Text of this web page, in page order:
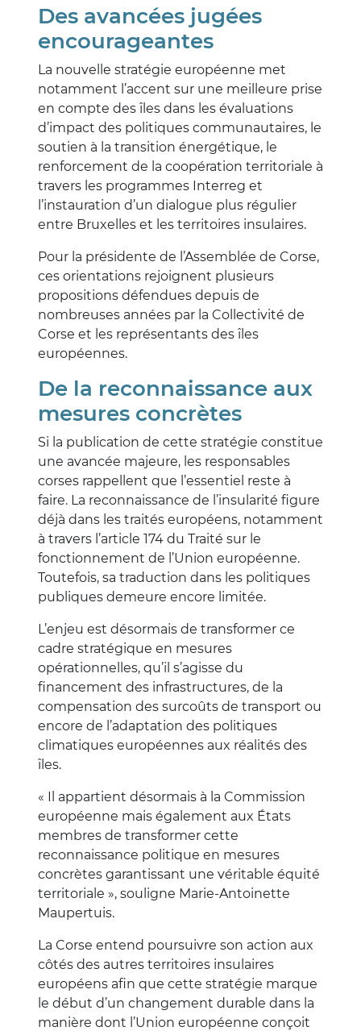
Des avancées jugées
encourageantes
La nouvelle stratégie européenne met
notamment l’accent sur une meilleure prise
en compte des îles dans les évaluations
d’impact des politiques communautaires, le
soutien à la transition énergétique, le
renforcement de la coopération territoriale à
travers les programmes Interreg et
l’instauration d’un dialogue plus régulier
entre Bruxelles et les territoires insulaires.
Pour la présidente de l’Assemblée de Corse,
ces orientations rejoignent plusieurs
propositions défendues depuis de
nombreuses années par la Collectivité de
Corse et les représentants des îles
européennes.
De la reconnaissance aux
mesures concrètes
Si la publication de cette stratégie constitue
une avancée majeure, les responsables
corses rappellent que l’essentiel reste à
faire. La reconnaissance de l’insularité figure
déjà dans les traités européens, notamment
à travers l’article 174 du Traité sur le
fonctionnement de l’Union européenne.
Toutefois, sa traduction dans les politiques
publiques demeure encore limitée.
L’enjeu est désormais de transformer ce
cadre stratégique en mesures
opérationnelles, qu’il s’agisse du
financement des infrastructures, de la
compensation des surcoûts de transport ou
encore de l’adaptation des politiques
climatiques européennes aux réalités des
îles.
« Il appartient désormais à la Commission
européenne mais également aux États
membres de transformer cette
reconnaissance politique en mesures
concrètes garantissant une véritable équité
territoriale », souligne Marie-Antoinette
Maupertuis.
La Corse entend poursuivre son action aux
côtés des autres territoires insulaires
européens afin que cette stratégie marque
le début d’un changement durable dans la
manière dont l’Union européenne conçoit